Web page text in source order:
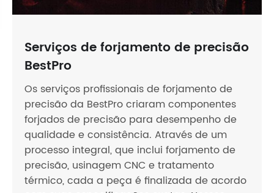
Serviços de forjamento de precisão
BestPro
Os serviços profissionais de forjamento de
precisão da BestPro criaram componentes
forjados de precisão para desempenho de
qualidade e consistência. Através de um
processo integral, que inclui forjamento de
precisão, usinagem CNC e tratamento
térmico, cada a peça é finalizada de acordo